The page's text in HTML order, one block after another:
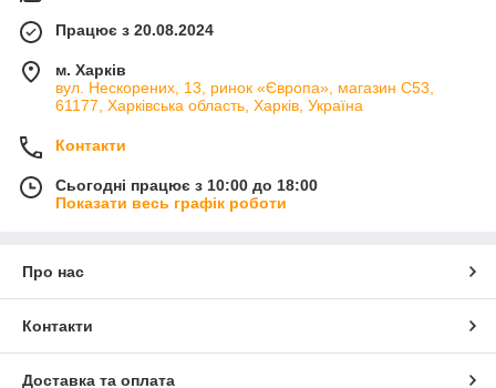
Працює з 20.08.2024
м. Харків
вул. Нескорених, 13, ринок «Європа», магазин С53,
61177, Харківська область, Харків, Україна
Контакти
Сьогодні працює з 10:00 до 18:00
Показати весь графік роботи
Про нас
Контакти
Доставка та оплата